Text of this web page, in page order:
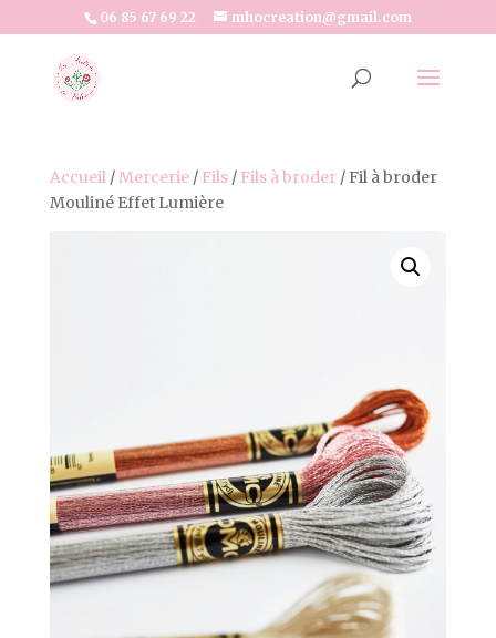
06 85 67 69 22 mhocreation@gmail.com
Accueil/Mercerie/ Fils/ Fils à broder/ Fil à broder
Mouliné Effet Lumière